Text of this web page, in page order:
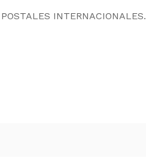
INTERNACIONALES.